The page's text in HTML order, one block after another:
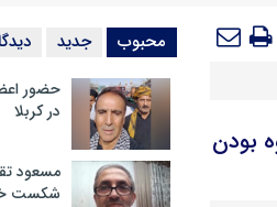
بودن
محبوب جدید
حضور
در کربلا
مسعود
شکست